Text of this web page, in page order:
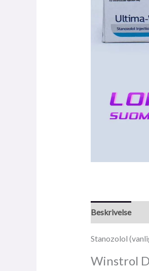
Beskrivelse
Stanozolol
Winstrol